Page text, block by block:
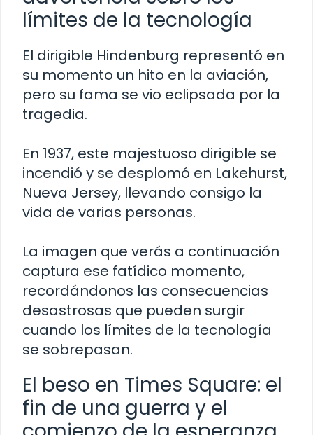
límites de la tecnología
El dirigible Hindenburg representó en
su momento un hito en la aviación,
pero su fama se vio eclipsada por la
tragedia.
En 1937, este majestuoso dirigible se
incendió y se desplomó en Lakehurst,
Nueva Jersey, llevando consigo la
vida de varias personas.
La imagen que verás a continuación
captura ese fatídico momento,
recordándonos las consecuencias
desastrosas que pueden surgir
cuando los límites de la tecnología
se sobrepasan.
El beso en Times Square: el
fin de una guerra y el